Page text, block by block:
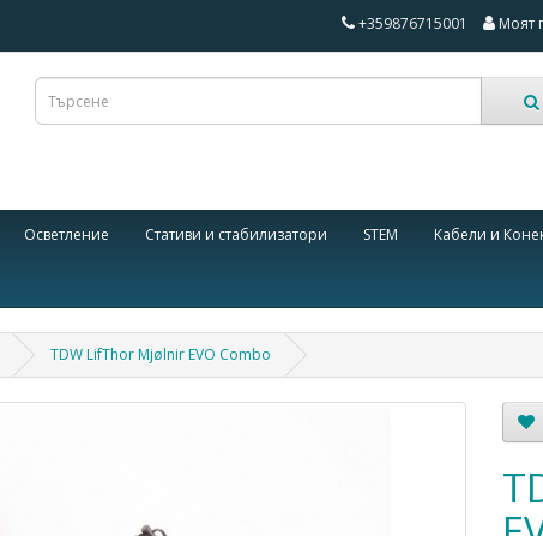
+359876715001 Моят
Осветление Стативи и стабилизатори STEM Кабели и
TDW LifThor Mjølnir EVO Combo